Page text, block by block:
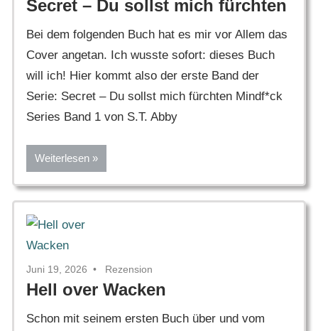
Secret – Du sollst mich fürchten
Bei dem folgenden Buch hat es mir vor Allem das
Cover angetan. Ich wusste sofort: dieses Buch
will ich! Hier kommt also der erste Band der
Serie: Secret – Du sollst mich fürchten Mindf*ck
Series Band 1 von S.T. Abby
Weiterlesen
Juni 19, 2026 Rezension
Hell over Wacken
Schon mit seinem ersten Buch über und vom